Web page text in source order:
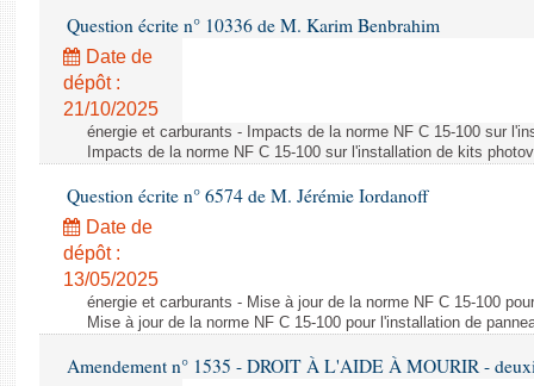
Question écrite n° 10336 de M. Karim Benbrahim
Date de
dépôt :
21/10/2025
énergie et carburants - Impacts de la norme NF C 15-100 sur
Impacts de la norme NF C 15-100 sur l'installation de kits
Question écrite n° 6574 de M. Jérémie Iordanoff
Date de
dépôt :
13/05/2025
énergie et carburants - Mise à jour de la norme NF C 15-100
Mise à jour de la norme NF C 15-100 pour l'installation de
Amendement n° 1535 - DROIT À L'AIDE À MOURIR -